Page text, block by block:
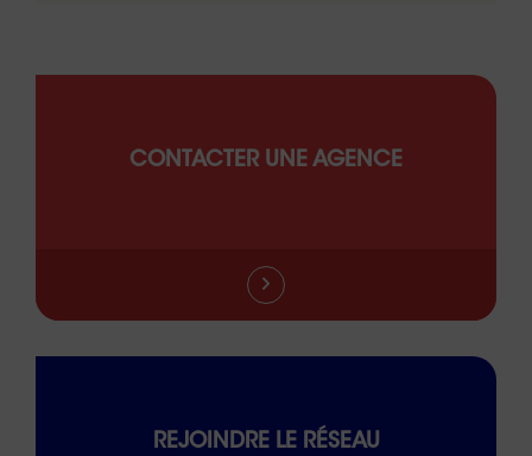
CONTACTER UNE AGENCE
REJOINDRE LE RÉSEAU